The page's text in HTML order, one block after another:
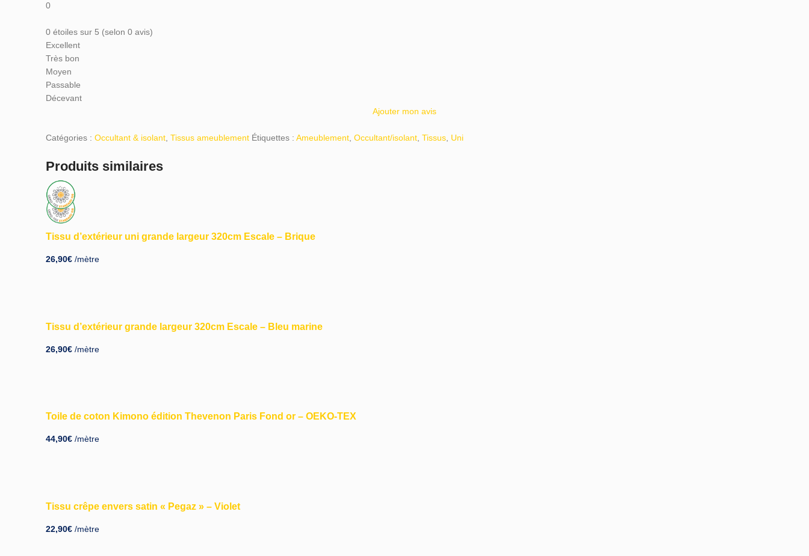
0
0 étoiles sur 5 (selon 0 avis)
Excellent
Très bon
Moyen
Passable
Décevant
Ajouter mon avis
Catégories : Occultant & isolant Tissus ameublement Étiquettes : Ameublement Occultant/isolant Tissus Uni
Produits similaires
Tissu d’extérieur uni grande largeur 320cm Escale – Brique
26,90€ /mètre
Tissu d’extérieur grande largeur 320cm Escale – Bleu marine
26,90€ /mètre
Toile de coton Kimono édition Thevenon Paris Fond or – OEKO-TEX
44,90€ /mètre
Tissu crêpe envers satin « Pegaz » – Violet
22,90€ /mètre
-25%
-22%